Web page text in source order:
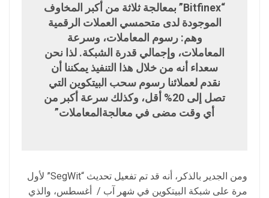
“Bitfinex” بمعالجة ثلاثة من أكبر المخاوف
الموجودة لدى متحمسي العملات الرقمية
وهم: رسوم المعاملات، وسرعة
المعاملات، وإجمالي قدرة الشبكة. لذا نحن
سعداء أنه من خلال هذا التنفيذ يمكننا أن
نقدم لعملائنا رسوم سحب البيتكوين التي
تصل إلى 20% أقل، وكذلك سرعة أكبر من
أي وقت مضى في معالجةالمعاملات”
ومن الجدير بالذكر، أنه قد تم تفعيل تحديث “SegWit” لأول
مرة على شبكة البيتكوين في شهر آب / أغسطس، والذي